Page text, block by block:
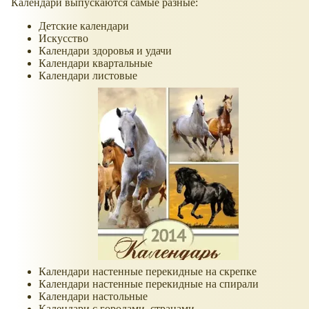
Календари выпускаются самые разные:
Детские календари
Искусство
Календари здоровья и удачи
Календари квартальные
Календари листовые
Календари настенные перекидные на скрепке
Календари настенные перекидные на спирали
Календари настольные